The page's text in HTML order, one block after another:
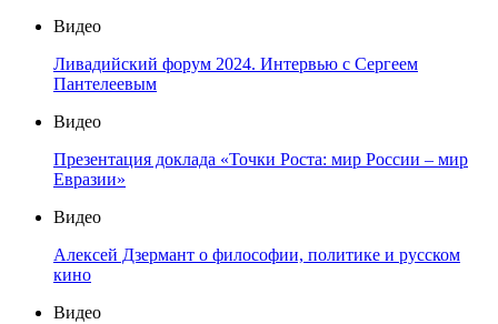
Видео
Ливадийский форум 2024. Интервью с Сергеем
Пантелеевым
Видео
Презентация доклада «Точки Роста: мир России – мир
Евразии»
Видео
Алексей Дзермант о философии, политике и русском
кино
Видео